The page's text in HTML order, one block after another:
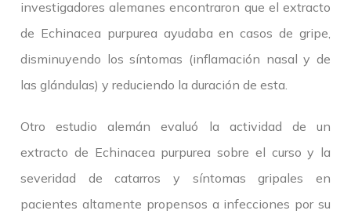
investigadores alemanes encontraron que el extracto
de Echinacea purpurea ayudaba en casos de gripe,
disminuyendo los síntomas (inflamación nasal y de
las glándulas) y reduciendo la duración de esta.
Otro estudio alemán evaluó la actividad de un
extracto de Echinacea purpurea sobre el curso y la
severidad de catarros y síntomas gripales en
pacientes altamente propensos a infecciones por su